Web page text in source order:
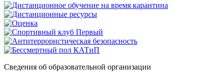
Сведения об образовательной организации